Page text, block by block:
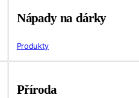
Nápady na dárky
Produkty
Příroda